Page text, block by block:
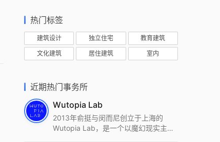
热门标签
建筑设计 独立住宅 教育建筑
文化建筑 居住建筑 室内
近期热门事务所
Wutopia Lab
2013年俞挺与闵而尼创立于上海的
Wutopia Lab，是一个以魔幻现实主